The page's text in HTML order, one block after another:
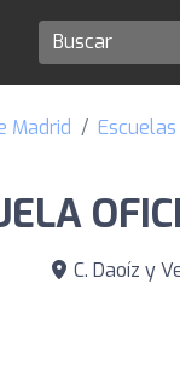
Madrid
C. Daoíz y